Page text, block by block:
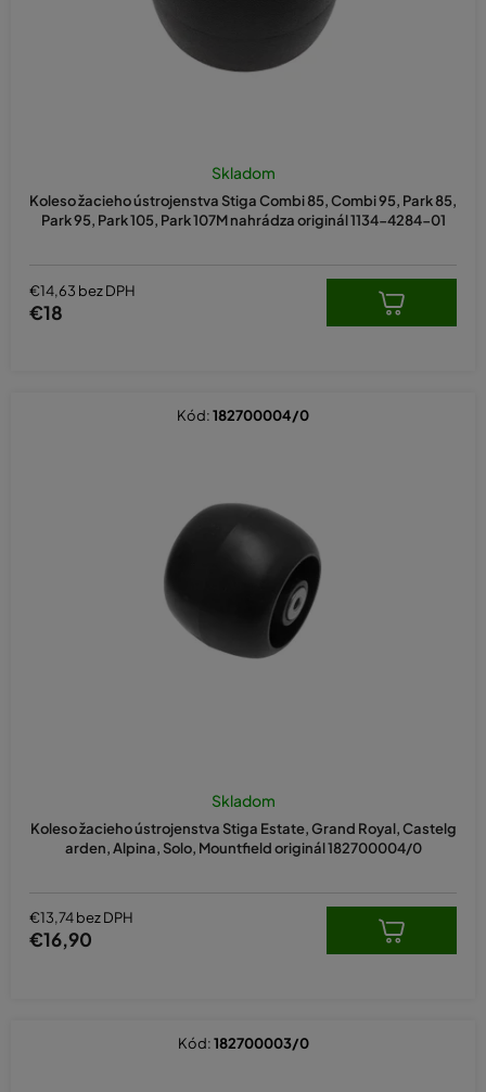
Koleso žacieho ústrojenstva Stiga Combi 85, Combi 95, Park 85,
Park 95, Park 105, Park 107M nahrádza originál 1134-4284-01
Skladom
€14,63 bez DPH
€18
Koleso žacieho ústrojenstva Stiga Estate, Grand Royal, Castelg
arden, Alpina, Solo, Mountfield originál 182700004/0
Skladom
€13,74 bez DPH
€16,90
Kód:182700004/0
Kód:182700003/0